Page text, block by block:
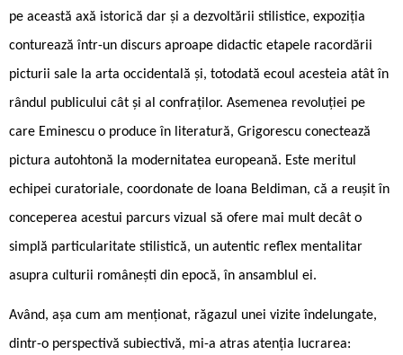
pe această axă istorică dar și a dezvoltării stilistice, expoziția
conturează într-un discurs aproape didactic etapele racordării
picturii sale la arta occidentală și, totodată ecoul acesteia atât în
rândul publicului cât și al confraților. Asemenea revoluției pe
care Eminescu o produce în literatură, Grigorescu conectează
pictura autohtonă la modernitatea europeană. Este meritul
echipei curatoriale, coordonate de Ioana Beldiman, că a reușit în
conceperea acestui parcurs vizual să ofere mai mult decât o
simplă particularitate stilistică, un autentic reflex mentalitar
asupra culturii românești din epocă, în ansamblul ei.
Având, așa cum am menționat, răgazul unei vizite îndelungate,
dintr-o perspectivă subiectivă, mi-a atras atenția lucrarea: